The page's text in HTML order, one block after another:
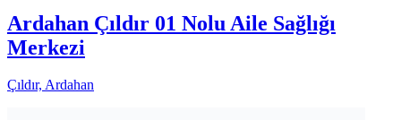
Ardahan Çıldır 01 Nolu Aile Sağlığı
Merkezi
Çıldır, Ardahan